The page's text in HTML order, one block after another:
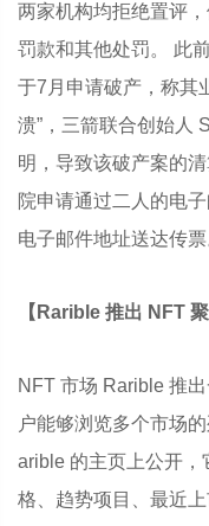
两家机构均拒绝置评
罚款和其他处罚。 此
于7月申请破产，称其
溃”，三箭联合创始人
明，导致该破产案的
院申请通过二人的电
电子邮件地址送达传票
【Rarible 推出 NFT
NFT 市场 Rarible 推
户能够浏览多个市场
arible 的主页上公开，
格、趋势项目、最近